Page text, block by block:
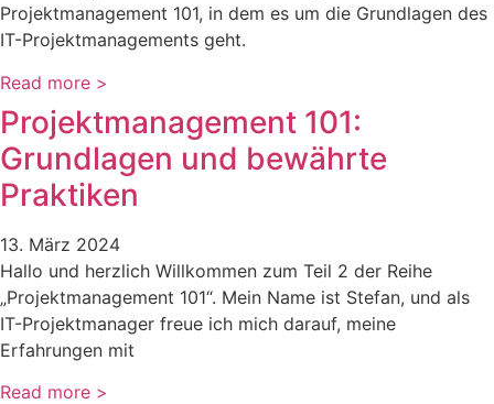
Projektmanagement 101, in dem es um die Grundlagen des
IT-Projektmanagements geht.
Read more >
Projektmanagement 101:
Grundlagen und bewährte
Praktiken
13. März 2024
Hallo und herzlich Willkommen zum Teil 2 der Reihe
„Projektmanagement 101“. Mein Name ist Stefan, und als
IT-Projektmanager freue ich mich darauf, meine
Erfahrungen mit
Read more >